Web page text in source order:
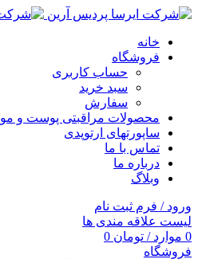
خانه
فروشگاه
حساب کاربری
سبد خرید
سفارش
محصولات مراقبتی پوست و مو
ساپورتهای ارتوپدی
تماس با ما
درباره ما
وبلاگ
ورود / فرم ثبت نام
لیست علاقه مندی ها
0 موارد / تومان
فروشگاه